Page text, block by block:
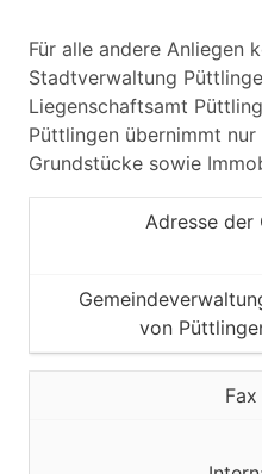
Für alle andere Anliegen
Stadtverwaltung
Liegenschaftsamt
Püttlingen übernimmt
Grundstücke sowie
Adresse der
von